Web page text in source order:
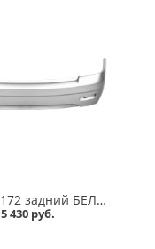
Бампер 2172 задний БЕЛОЕ ОБЛАКО /240/ в Омске
5 430 руб.